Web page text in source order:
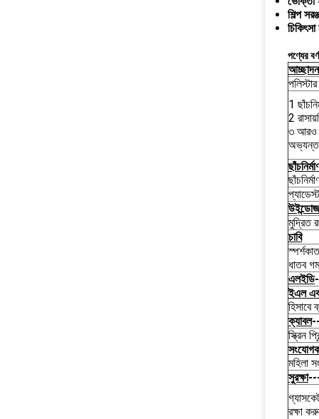
শিল্প
চিকিৎসা
পণ্যের
পলিস্টার
1
2
৩ আরও
মুদ্রিত
চাবি
ধাতব
এলইডি
ইএল এবং
হিসাবে
ক্যাবল
স্ক্রিন
মহিলা
সুরক্ষা
রক্ষা